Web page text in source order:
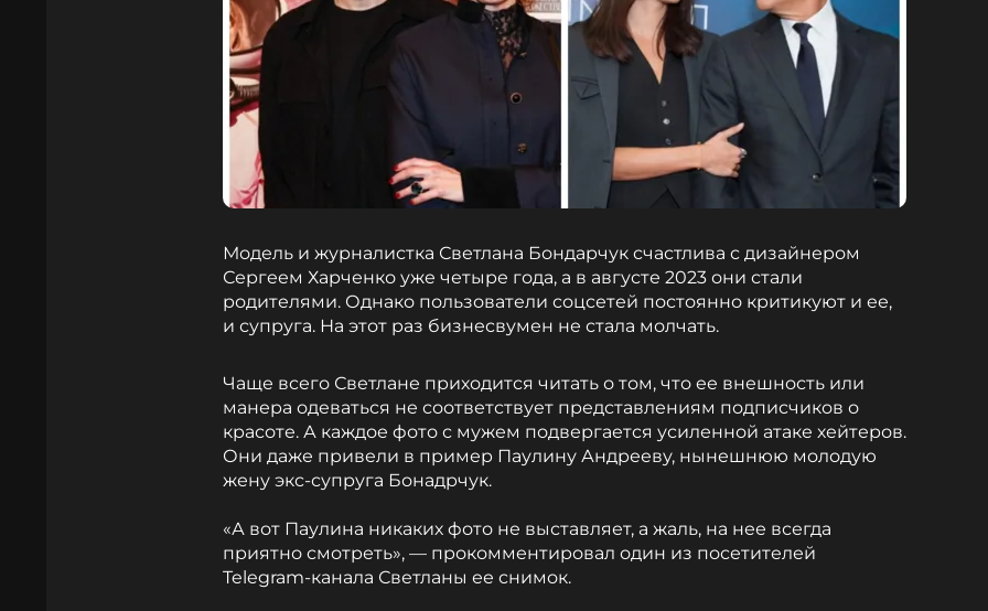
Модель и журналистка Светлана Бондарчук счастлива с дизайнером
Сергеем Харченко уже четыре года, а в августе 2023 они стали
родителями. Однако пользователи соцсетей постоянно критикуют и ее,
и супруга. На этот раз бизнесвумен не стала молчать.
Чаще всего Светлане приходится читать о том, что ее внешность или
манера одеваться не соответствует представлениям подписчиков о
красоте. А каждое фото с мужем подвергается усиленной атаке хейтеров.
Они даже привели в пример Паулину Андрееву, нынешнюю молодую
жену экс-супруга Бонадрчук.
«А вот Паулина никаких фото не выставляет, а жаль, на нее всегда
приятно смотреть», — прокомментировал один из посетителей
Telegram-канала Светланы ее снимок.